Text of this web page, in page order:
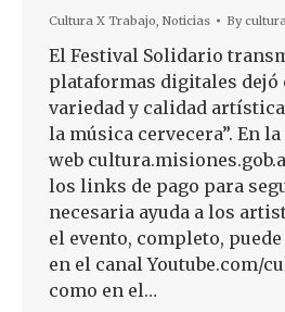
Cultura X Trabajo, Noticias By
El Festival Solidario
plataformas digitales dejó
variedad y calidad
la música cervecera”. En la
web
los links de pago para
necesaria ayuda a los
el evento, completo,
en el canal Youtube.com/
como en el…